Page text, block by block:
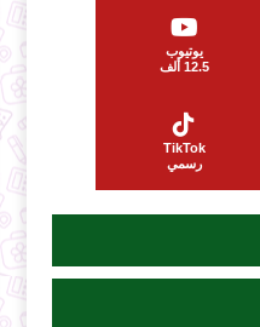
يوتيوب
12.5 ألف
TikTok
رسمي